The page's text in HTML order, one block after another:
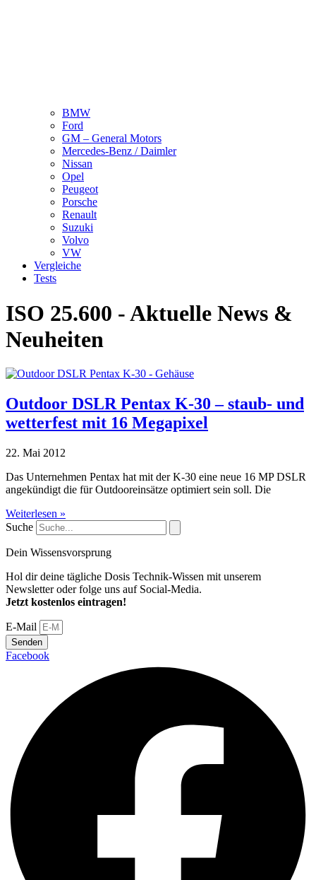
BMW
Ford
GM – General Motors
Mercedes-Benz / Daimler
Nissan
Opel
Peugeot
Porsche
Renault
Suzuki
Volvo
VW
Vergleiche
Tests
ISO 25.600 - Aktuelle News &
Neuheiten
Outdoor DSLR Pentax K-30 – staub- und
wetterfest mit 16 Megapixel
22. Mai 2012
Das Unternehmen Pentax hat mit der K-30 eine neue 16 MP DSLR
angekündigt die für Outdooreinsätze optimiert sein soll. Die
Weiterlesen »
Suche
Dein Wissensvorsprung
Hol dir deine tägliche Dosis Technik-Wissen mit unserem
Newsletter oder folge uns auf Social-Media.
Jetzt kostenlos eintragen!
E-Mail
Senden
Facebook